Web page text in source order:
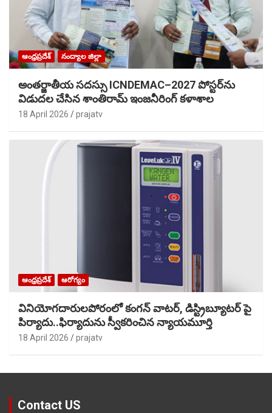
ఆంధ్రప్రదేశ్ నంద్యాల జిల్లా
అంతర్జాతీయ సదస్సు ICNDEMAC–2027 పోస్టర్‌ను
విడుదల చేసిన శాంతిరామ్ ఇంజనీరింగ్ కళాశాల
18 April 2026 prajatv
ఆంధ్రప్రదేశ్ ఆరోగ్యం
వినియోగదారులపోరంలో కంగన్ వాటర్, డిస్ట్రిబ్యూటర్ పై
పిర్యాదు..ఫిర్యాదును స్వీకరించిన న్యాయమూర్తి
18 April 2026 prajatv
Contact US